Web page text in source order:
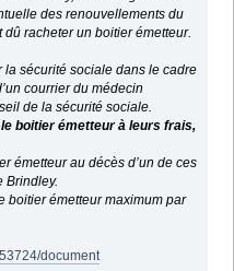
des renouvellements du
racheter un boitier émetteur.
sécurité sociale dans le cadre
courrier du médecin
de la sécurité sociale.
boitier émetteur à leurs frais,
émetteur au décès d’un de ces
Brindley.
boitier émetteur maximum par
document